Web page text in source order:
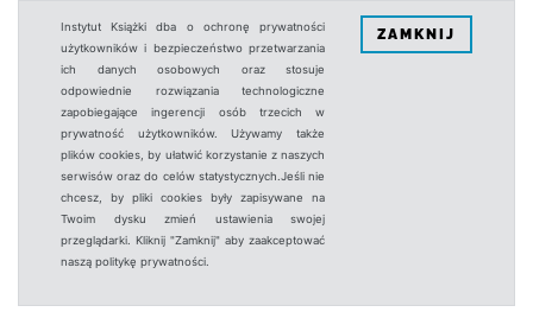
Instytut Książki dba o ochronę prywatności
użytkowników i bezpieczeństwo przetwarzania
ich danych osobowych oraz stosuje
odpowiednie rozwiązania technologiczne
zapobiegające ingerencji osób trzecich w
prywatność użytkowników. Używamy także
plików cookies, by ułatwić korzystanie z naszych
serwisów oraz do celów statystycznych.Jeśli nie
chcesz, by pliki cookies były zapisywane na
Twoim dysku zmień ustawienia swojej
przeglądarki. Kliknij "Zamknij" aby zaakceptować
naszą politykę prywatności.
ZAMKNIJ